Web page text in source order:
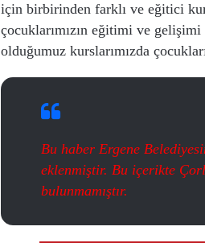
için birbirinden farklı ve eğitici
çocuklarımızın eğitimi ve
olduğumuz kurslarımızda
Bu haber Ergene
eklenmiştir. Bu içerikte
bulunmamıştır.